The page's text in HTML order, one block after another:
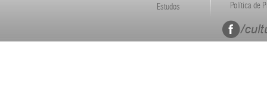
Estudos
Política de